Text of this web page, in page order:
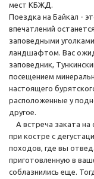
мест КБЖД.
Поездка на Байкал -
впечатлений
заповедными
ландшафтом. Вас
заповедник,
посещением
настоящего
расположенные у
другое.
А встреча заката на
при костре с
походов, где вы
приготовленную в
соблазнились еще.